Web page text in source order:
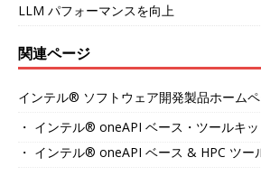
LLM パフォーマンスを向上
関連ページ
インテル® ソフトウェア開発製品ホーム
・ インテル® oneAPI ベース・ツールキッ
・ インテル® oneAPI ベース & HPC ツー